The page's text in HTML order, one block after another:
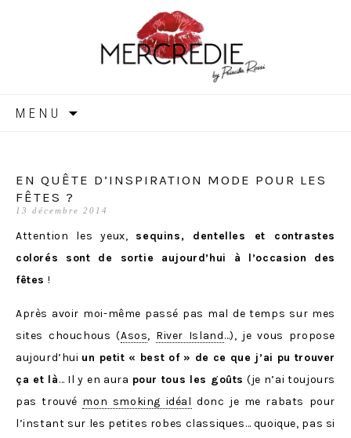
MERCREDIE
MENU
EN QUÊTE D’INSPIRATION MODE POUR LES
FÊTES ?
13 décembre 2014
Attention les yeux, sequins, dentelles et contrastes
colorés sont de sortie aujourd’hui à l’occasion des
fêtes !
Après avoir moi-même passé pas mal de temps sur mes
sites chouchous (Asos, River Island…), je vous propose
aujourd’hui un petit « best of » de ce que j’ai pu trouver
ça et là… Il y en aura pour tous les goûts (je n’ai toujours
pas trouvé mon smoking idéal donc je me rabats pour
l’instant sur les petites robes classiques… quoique, pas si